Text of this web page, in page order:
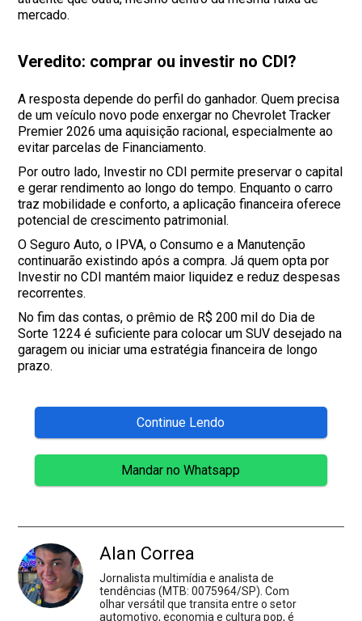
mercado.
Veredito: comprar ou investir no CDI?
A resposta depende do perfil do ganhador. Quem precisa
de um veículo novo pode enxergar no Chevrolet Tracker
Premier 2026 uma aquisição racional, especialmente ao
evitar parcelas de Financiamento.
Por outro lado, Investir no CDI permite preservar o capital
e gerar rendimento ao longo do tempo. Enquanto o carro
traz mobilidade e conforto, a aplicação financeira oferece
potencial de crescimento patrimonial.
O Seguro Auto, o IPVA, o Consumo e a Manutenção
continuarão existindo após a compra. Já quem opta por
Investir no CDI mantém maior liquidez e reduz despesas
recorrentes.
No fim das contas, o prêmio de R$ 200 mil do Dia de
Sorte 1224 é suficiente para colocar um SUV desejado na
garagem ou iniciar uma estratégia financeira de longo
prazo.
Continue Lendo
Mandar no Whatsapp
Alan Correa
Jornalista multimídia e analista de
tendências (MTB: 0075964/SP). Com
olhar versátil que transita entre o setor
automotivo, economia e cultura pop, é